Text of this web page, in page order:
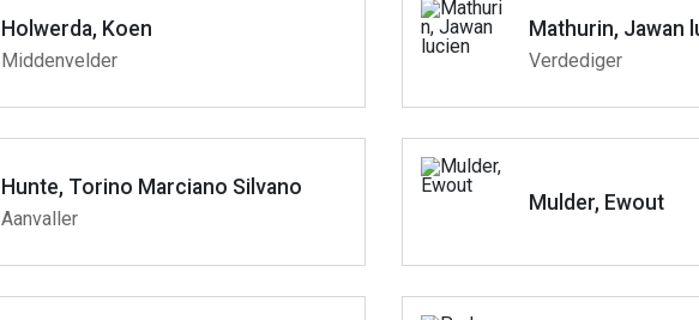
Holwerda, Koen
Middenvelder
Hunte, Torino Marciano Silvano
Aanvaller
Mathurin, Jawan
Verdediger
Mulder, Ewout